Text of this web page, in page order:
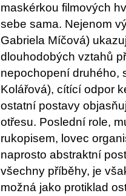
maskérkou filmových
sebe sama. Nejenom
Gabriela Míčová)
dlouhodobých vztahů
nepochopení druhého,
Kolářová), cítící odpor
ostatní postavy
otřesu. Poslední role,
rukopisem, lovec
naprosto abstraktní
všechny příběhy, je
možná jako protiklad